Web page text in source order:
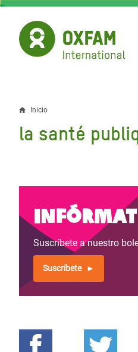
Pasar
contenido
principal
Sobrescribir
enlaces
ayuda
la
navegación
Inicio
la santé
Suscríbete a nuestro
Suscríbete